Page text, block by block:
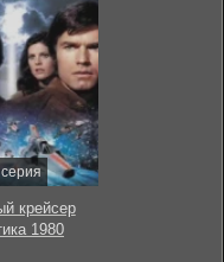
крейсер
1980